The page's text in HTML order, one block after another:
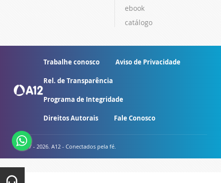
ebook
catálogo
Trabalhe conosco Aviso de Privacidade
Rel. de Transparência
Programa de Integridade
Direitos Autorais Fale Conosco
© 2007 - 2026. A12 - Conectados pela fé.